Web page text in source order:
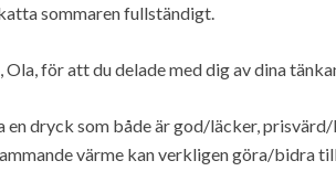
sommaren fullständigt.
för att du delade med dig av dina
dryck som både är god/läcker,
värme kan verkligen göra/bidra